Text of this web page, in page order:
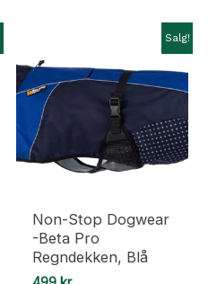
Salg!
Non-Stop Dogwear
-Beta Pro
Regndekken, Blå